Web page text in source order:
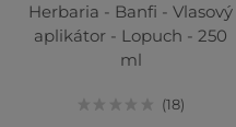
Herbaria - Banfi - Vlasový
aplikátor - Lopuch - 250
ml
18